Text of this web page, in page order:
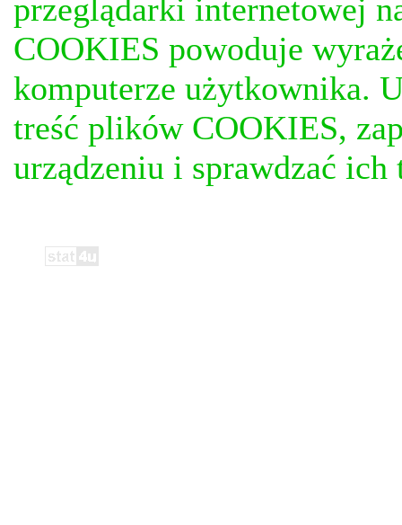
przeglądarki internetowej
COOKIES powoduje
komputerze użytkownika.
treść plików COOKIES,
urządzeniu i sprawdzać ich